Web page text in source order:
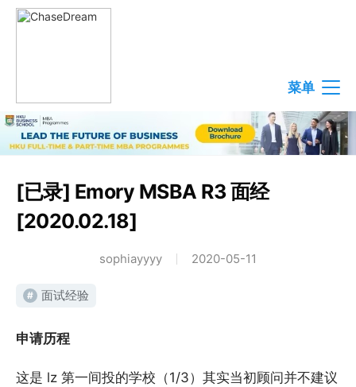
菜单
[已录] Emory MSBA R3 面经
[2020.02.18]
sophiayyyy 2020-05-11
# 面试经验
申请历程
这是 lz 第一间投的学校（1/3）其实当初顾问并不建议